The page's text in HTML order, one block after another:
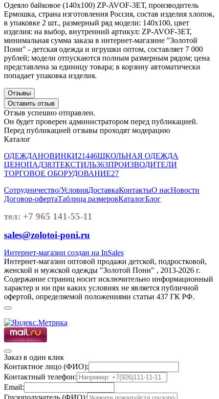
Одеяло байковое (140х100) ZP-AVOF-3ЕТ, производитель
Ермошка, страна изготовления Россия, состав изделия хлопок,
в упаковке 2 шт., размерный ряд модели: 140х100, цвет
изделия: на выбор, внутренний артикул: ZP-AVOF-3ЕТ,
минимальная сумма заказа в интернет-магазине "Золотой
Пони" - детская одежда и игрушки оптом, составляет 7 000
рублей; модели отпускаются полным размерным рядом; цена
представлена за единицу товара; в корзину автоматически
попадает упаковка изделия.
Отзывы
Оставить отзыв
Отзыв успешно отправлен.
Он будет проверен администратором перед публикацией.
Перед публикацией отзывы проходят модерацию
Каталог
ОДЕЖДАНОВИНКИ21446ШКОЛЬНАЯ ОДЕЖДА
ЦЕНОПАД383ТЕКСТИЛЬ363ПРОИЗВОДИТЕЛИ
ТОРГОВОЕ ОБОРУДОВАНИЕ27
Сотрудничество/УсловияДоставкаКонтактыО насНовости
Договор-офертаТаблица размеровКаталогБлог
тел: +7 965 141-55-11
sales@zolotoi-poni.ru
Интернет-магазин создан на InSales
Интернет-магазин оптовой продажи детской, подростковой,
женской и мужской одежды "Золотой Пони" , 2013-2026 г.
Содержание страниц носит исключительно информационный
характер и ни при каких условиях не является публичной
офертой, определяемой положениями статьи 437 ГК РФ.
Заказ в один клик
Контактное лицо (ФИО):
Контактный телефон:
Email:
Грузополучатель (ФИО):